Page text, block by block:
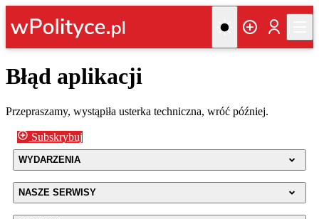
Błąd aplikacji
Przepraszamy, wystąpiła usterka techniczna, wróć później.
Subskrybuj
WYDARZENIA
NASZE SERWISY